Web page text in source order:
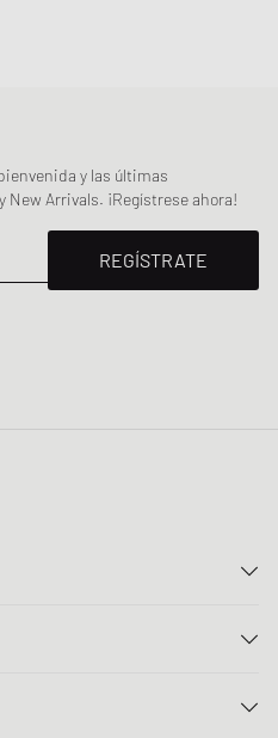
y las últimas
Arrivals. ¡Regístrese ahora!
REGÍSTRATE